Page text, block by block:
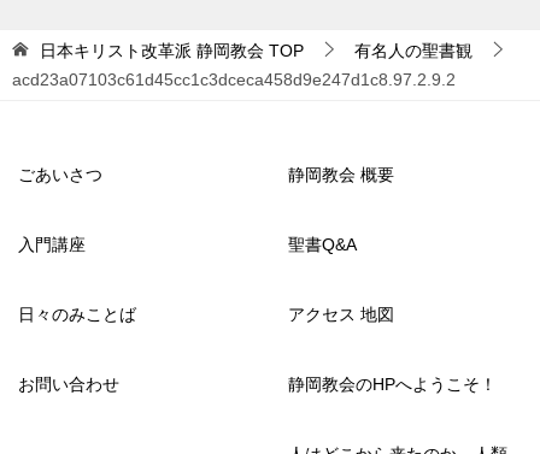
日本キリスト改革派 静岡教会 TOP
有名人の聖書観
acd23a07103c61d45cc1c3dceca458d9e247d1c8.97.2.9.2
ごあいさつ 静岡教会 概要
入門講座 聖書Q&A
日々のみことば アクセス 地図
お問い合わせ 静岡教会のHPへようこそ！